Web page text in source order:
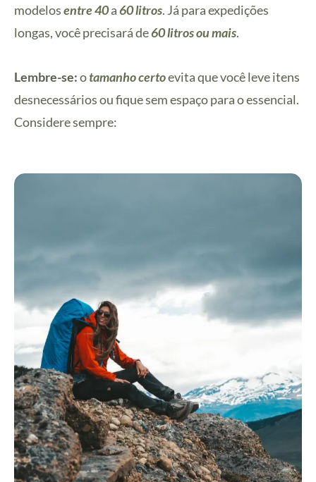
modelosentre 40a60 litros. Já para expedições
longas, você precisará de60 litros ou mais.
Lembre-se:otamanho certoevita que você leve itens
desnecessários ou fique sem espaço para o essencial.
Considere sempre: